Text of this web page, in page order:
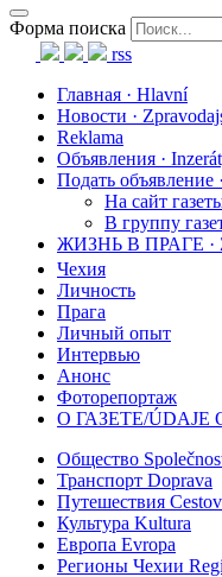
Форма поиска
rss
Главная · Hlavní
Новости ·
Reklama
Объявления ·
Подать объявление
На сайт
В группу
ЖИЗНЬ В ПРАГЕ ·
Чехия
Личность
Прага
Личный опыт
Интервью
Анонс
Фоторепортаж
О ГАЗЕТЕ/ÚDAJE
Общество
Транспорт Doprava
Путешествия
Культура Kultura
Европа Evropa
Регионы Чехии